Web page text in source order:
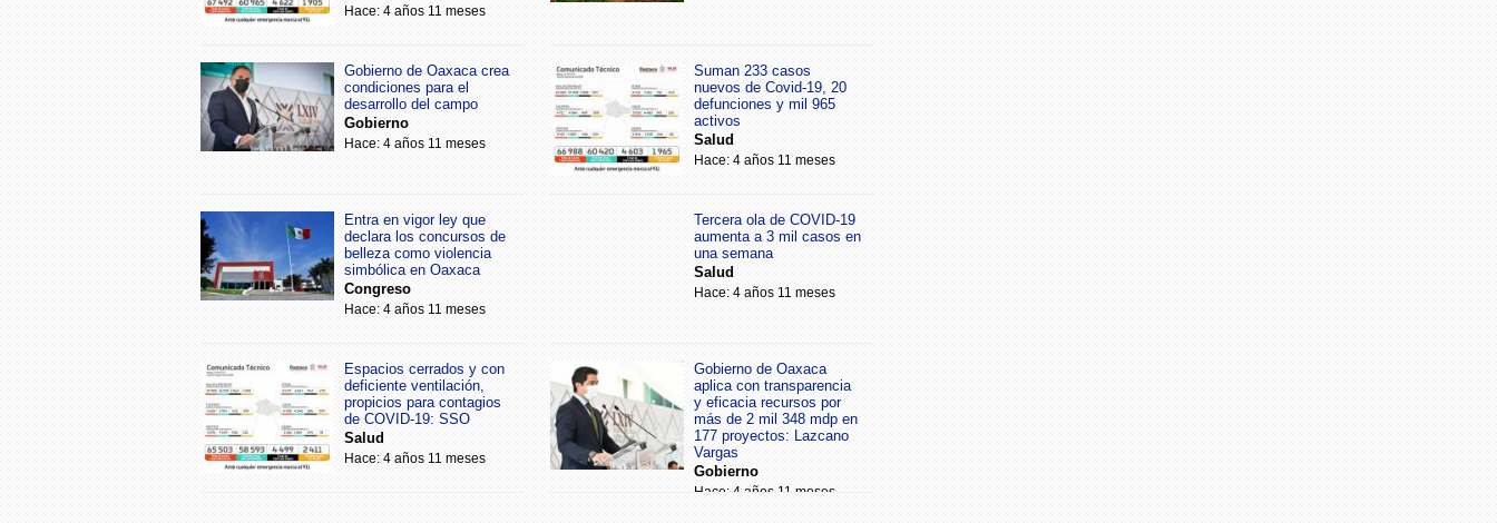
Hace: 4 años 11 meses
Gobierno de Oaxaca crea
condiciones para el
desarrollo del campo
Gobierno
Hace: 4 años 11 meses
Suman 233 casos
nuevos de Covid-19, 20
defunciones y mil 965
activos
Salud
Hace: 4 años 11 meses
Entra en vigor ley que
declara los concursos de
belleza como violencia
simbólica en Oaxaca
Congreso
Hace: 4 años 11 meses
Tercera ola de COVID-19
aumenta a 3 mil casos en
una semana
Salud
Hace: 4 años 11 meses
Espacios cerrados y con
deficiente ventilación,
propicios para contagios
de COVID-19: SSO
Salud
Hace: 4 años 11 meses
Gobierno de Oaxaca
aplica con transparencia
y eficacia recursos por
más de 2 mil 348 mdp en
177 proyectos: Lazcano
Vargas
Gobierno
Hace: 4 años 11 meses